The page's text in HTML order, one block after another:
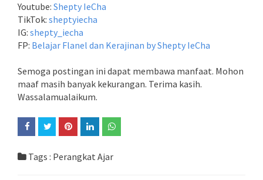
Youtube: Shepty IeCha
TikTok: sheptyiecha
IG: shepty_iecha
FP: Belajar Flanel dan Kerajinan by Shepty IeCha
Semoga postingan ini dapat membawa manfaat. Mohon
maaf masih banyak kekurangan. Terima kasih.
Wassalamualaikum.
Tags : Perangkat Ajar